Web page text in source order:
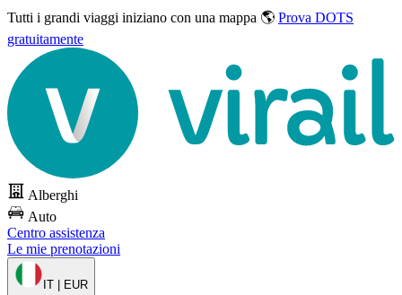
Tutti i grandi viaggi iniziano con una mappa 🌎 Prova DOTS
gratuitamente
Alberghi
Auto
Centro assistenza
Le mie prenotazioni
IT | EUR